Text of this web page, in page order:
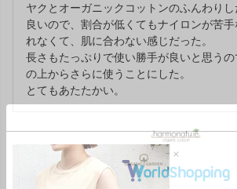
ヤクとオーガニックコットンのふんわり
良いので、割合が低くてもナイロンが苦
れなくて、肌に合わない感じだった。
長さもたっぷりで使い勝手が良いと思う
の上からさらに使うことにした。
とてもあたたかい。